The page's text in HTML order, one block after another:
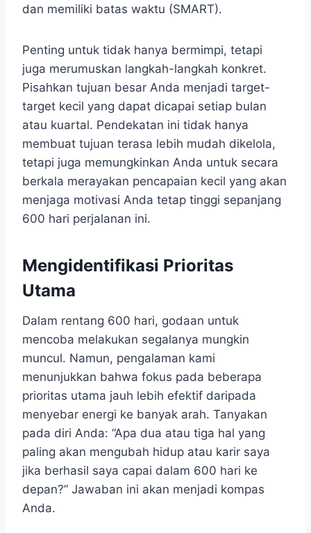
dan memiliki batas waktu (SMART).
Penting untuk tidak hanya bermimpi, tetapi
juga merumuskan langkah-langkah konkret.
Pisahkan tujuan besar Anda menjadi target-
target kecil yang dapat dicapai setiap bulan
atau kuartal. Pendekatan ini tidak hanya
membuat tujuan terasa lebih mudah dikelola,
tetapi juga memungkinkan Anda untuk secara
berkala merayakan pencapaian kecil yang akan
menjaga motivasi Anda tetap tinggi sepanjang
600 hari perjalanan ini.
Mengidentifikasi Prioritas
Utama
Dalam rentang 600 hari, godaan untuk
mencoba melakukan segalanya mungkin
muncul. Namun, pengalaman kami
menunjukkan bahwa fokus pada beberapa
prioritas utama jauh lebih efektif daripada
menyebar energi ke banyak arah. Tanyakan
pada diri Anda: “Apa dua atau tiga hal yang
paling akan mengubah hidup atau karir saya
jika berhasil saya capai dalam 600 hari ke
depan?” Jawaban ini akan menjadi kompas
Anda.